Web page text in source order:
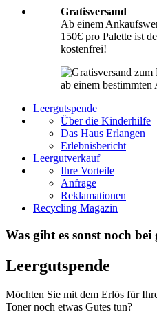
Gratisversand
Ab einem
150€ pro Palette ist
kostenfrei!
Leergutspende
Über die Kinderhilfe
Das Haus Erlangen
Erlebnisbericht
Leergutverkauf
Ihre Vorteile
Anfrage
Reklamationen
Recycling Magazin
Was gibt es sonst noch
Leergutspende
Möchten Sie mit dem Erlös für
Toner noch etwas Gutes tun?